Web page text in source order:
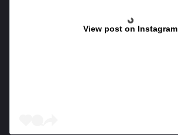
View post on Instagram